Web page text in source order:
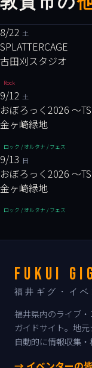
8/22 土
SPLATTERCAGE
古田刈スタジオ
Rock
9/12 土
おぼろっく2026 ～
金ヶ崎緑地
ロック / オルタナ / フェス
9/13 日
おぼろっく2026 ～
金ヶ崎緑地
ロック / オルタナ / フェス
FUKUI
福井ギグ・イベ
福井県内のライブ
ガイドサイト。地
自動的に情報収集・